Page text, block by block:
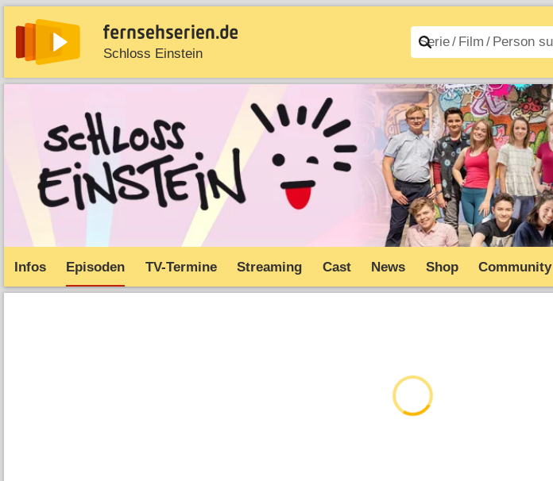
Schloss Einstein
News Entdecken Streaming Filme A–Z
Infos Episoden TV-Termine Streaming Cast News Shop Community